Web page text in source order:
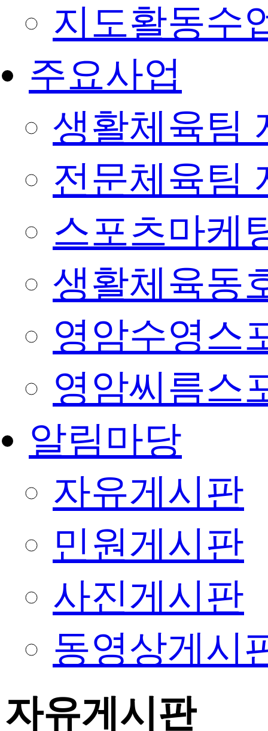
지도활동수
주요사업
생활체육팀
전문체육팀
스포츠마케
생활체육동
영암수영스
영암씨름스
알림마당
자유게시판
민원게시판
사진게시판
동영상게시
자유게시판